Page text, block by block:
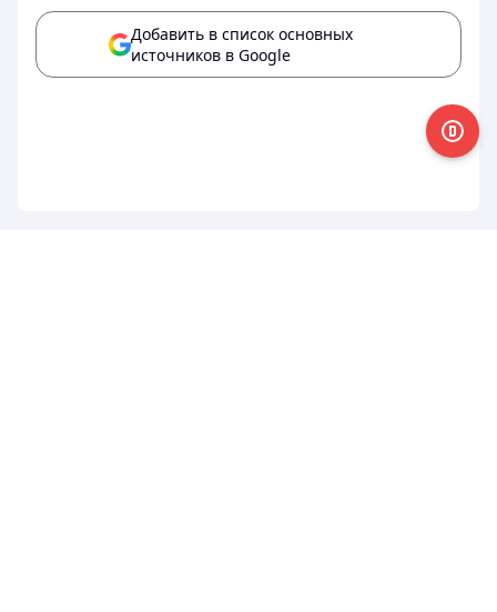
Добавить в список основных
источников в Google